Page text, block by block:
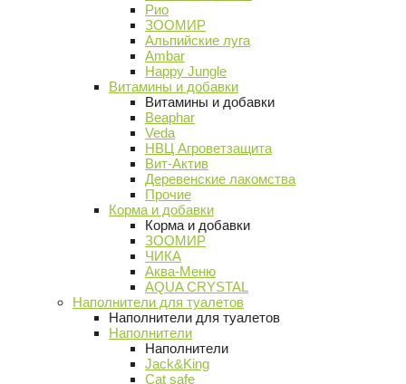
Рио
ЗООМИР
Альпийские луга
Ambar
Happy Jungle
Витамины и добавки
Витамины и добавки
Beaphar
Veda
НВЦ Агроветзащита
Вит-Актив
Деревенские лакомства
Прочие
Корма и добавки
Корма и добавки
ЗООМИР
ЧИКА
Аква-Меню
AQUA CRYSTAL
Наполнители для туалетов
Наполнители для туалетов
Наполнители
Наполнители
Jack&King
Cat safe